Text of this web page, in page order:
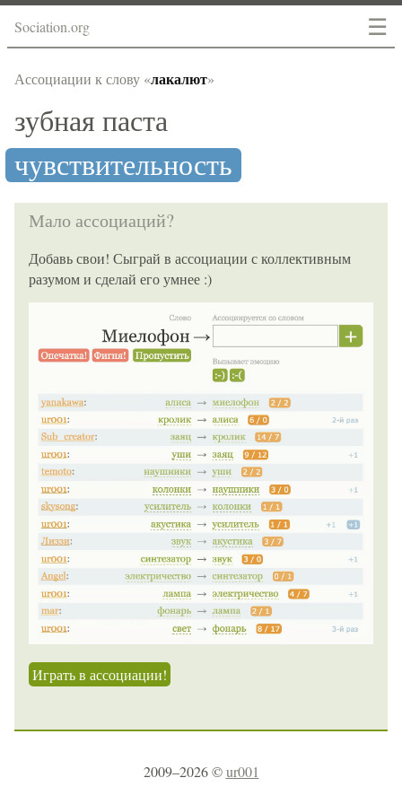
☰
Sociation.org
Ассоциации к слову «лакалют»
зубная паста
чувствительность
Мало ассоциаций?
Добавь свои! Сыграй в ассоциации с коллективным
разумом и сделай его умнее :)
Играть в ассоциации!
2009–2026 ©ur001